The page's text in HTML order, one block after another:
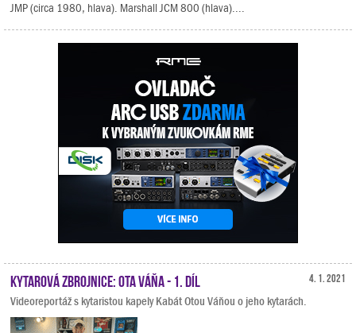
JMP (circa 1980, hlava). Marshall JCM 800 (hlava)....
4. 1. 2021
Kytarová zbrojnice: Ota Váňa - 1. díl
Videoreportáž s kytaristou kapely Kabát Otou Váňou o jeho kytarách.